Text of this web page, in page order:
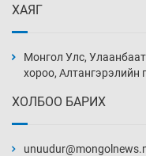
ХАЯГ
Монгол Улс,
хороо, Алтангэрэлийн
ХОЛБОО БАРИХ